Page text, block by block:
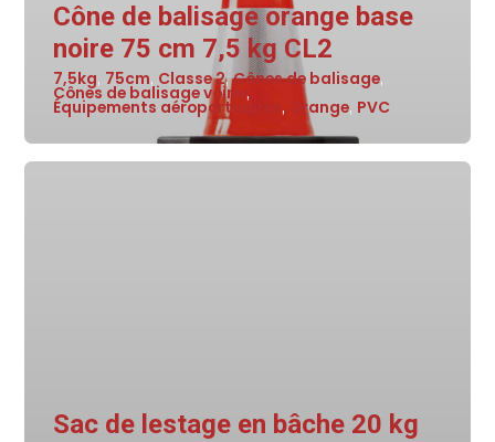
Cône de balisage orange base
noire 75 cm 7,5 kg CL2
7,5kg, 75cm, Classe 2,Cônes de balisage,
Cônes de balisage voirie,
Équipements aéroportuaires, Orange, PVC
Sac de lestage en bâche 20 kg